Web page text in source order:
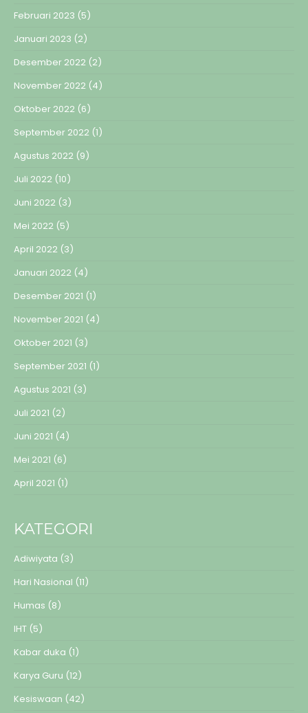
Februari 2023 (5)
Januari 2023 (2)
Desember 2022 (2)
November 2022 (4)
Oktober 2022 (6)
September 2022 (1)
Agustus 2022 (9)
Juli 2022 (10)
Juni 2022 (3)
Mei 2022 (5)
April 2022 (3)
Januari 2022 (4)
Desember 2021 (1)
November 2021 (4)
Oktober 2021 (3)
September 2021 (1)
Agustus 2021 (3)
Juli 2021 (2)
Juni 2021 (4)
Mei 2021 (6)
April 2021 (1)
KATEGORI
Adiwiyata (3)
Hari Nasional (11)
Humas (8)
IHT (5)
Kabar duka (1)
Karya Guru (12)
Kesiswaan (42)